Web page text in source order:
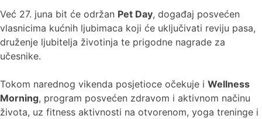
Već 27. juna bit će održan Pet Day, događaj posvećen
vlasnicima kućnih ljubimaca koji će uključivati reviju pasa,
druženje ljubitelja životinja te prigodne nagrade za
učesnike.
Tokom narednog vikenda posjetioce očekuje i Wellness
Morning, program posvećen zdravom i aktivnom načinu
života, uz fitness aktivnosti na otvorenom, yoga treninge i